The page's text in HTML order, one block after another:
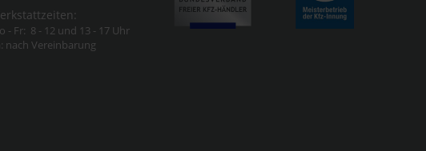
- Fr: 8 - 12 und 13 - 17 Uhr
nach Vereinbarung